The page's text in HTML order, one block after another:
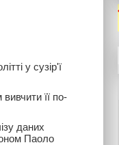
у сузір'ї
її по-
даних
Паоло